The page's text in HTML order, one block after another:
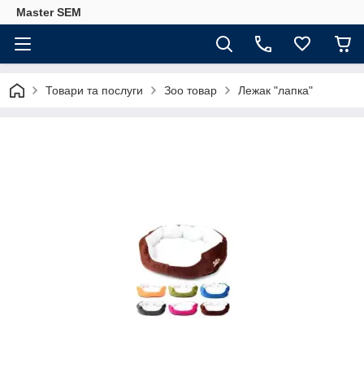
Master SEM
Товари та послуги Зоо товар Лежак "лапка"